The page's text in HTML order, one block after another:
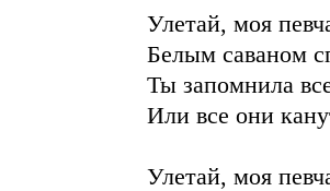
Улетай, моя
Белым саваном
Ты запомнила
Или все они
Улетай, моя